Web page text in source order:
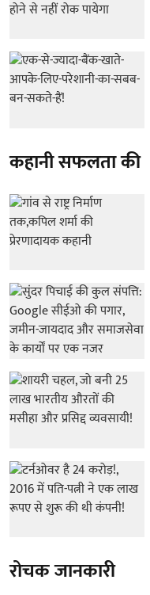
कहानी सफलता की
रोचक जानकारी